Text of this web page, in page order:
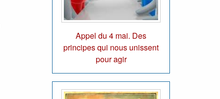
Appel du 4 mai. Des
principes qui nous unissent
pour agir